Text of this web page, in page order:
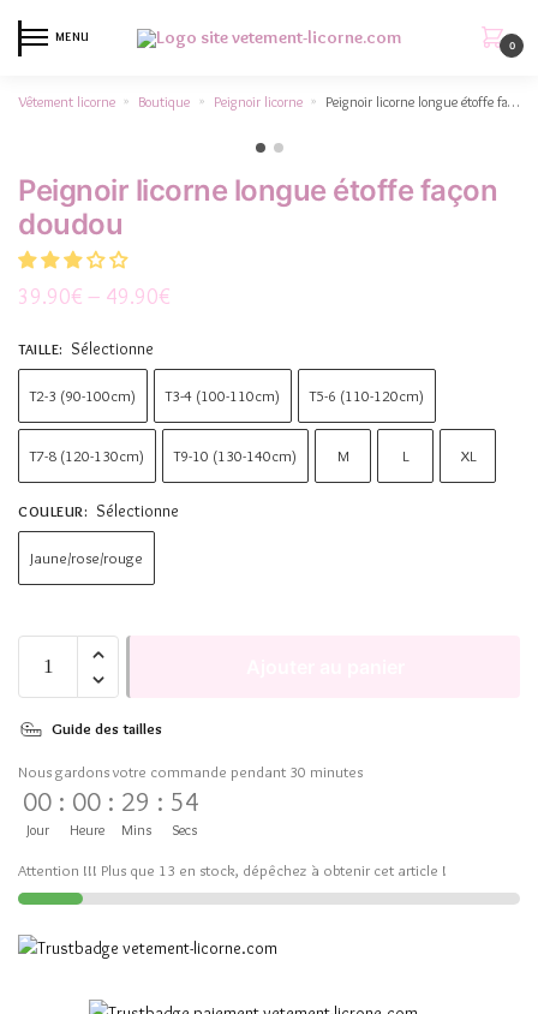
MENU
0
Vêtement licorne » Boutique » Peignoir licorne » Peignoir licorne longue étoffe façon doudou
Peignoir licorne longue étoffe façon
doudou
39.90€ – 49.90€
TAILLE: Sélectionne
T2-3 (90-100cm) T3-4 (100-110cm) T5-6 (110-120cm)
T7-8 (120-130cm) T9-10 (130-140cm) M L XL
COULEUR: Sélectionne
Jaune/rose/rouge
Guide des tailles
Nous gardons votre commande pendant 30 minutes
00
Jour
: 00
Heure
: 29
Mins
: 54
Secs
Attention !!! Plus que 13 en stock, dépêchez à obtenir cet article !